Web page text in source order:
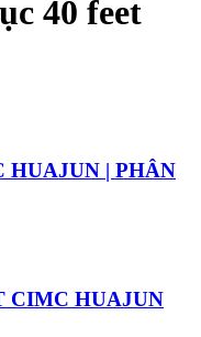
40 feet
HUAJUN | PHÂN
CIMC HUAJUN